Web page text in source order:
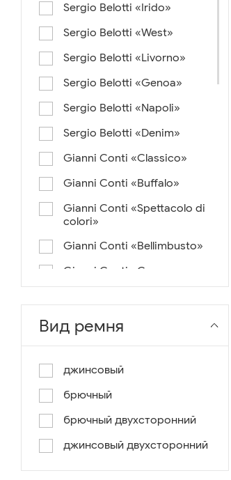
Sergio Belotti «Irido»
Sergio Belotti «West»
Sergio Belotti «Livorno»
Sergio Belotti «Genoa»
Sergio Belotti «Napoli»
Sergio Belotti «Denim»
Gianni Conti «Classico»
Gianni Conti «Buffalo»
Gianni Conti «Spettacolo di
colori»
Gianni Conti «Bellimbusto»
Gianni Conti «Corazza»
Gianni Conti «Lusso e un
pochino di colore»
Вид ремня
джинсовый
брючный
брючный двухсторонний
джинсовый двухсторонний